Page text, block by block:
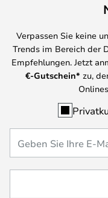
Verpassen Sie keine
Trends im Bereich der
Empfehlungen. Jetzt
€-Gutschein* zu,